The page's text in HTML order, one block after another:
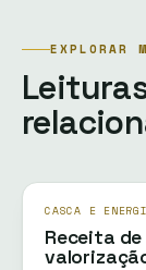
EXPLORAR
CASCA E
Receita